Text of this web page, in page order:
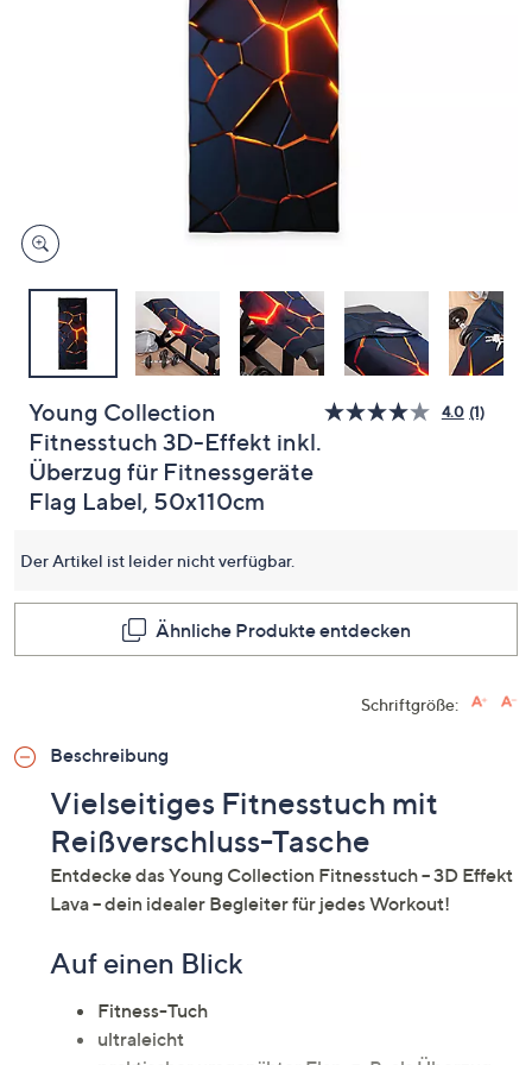
links
bzw.
diese
anzuzeigen.
Young Collection
Fitnesstuch 3D-Effekt inkl.
Überzug für Fitnessgeräte
Flag Label, 50x110cm
4.0 (1)
Der Artikel ist leider nicht verfügbar.
Ähnliche Produkte entdecken
Schriftgröße:
Beschreibung
Vielseitiges Fitnesstuch mit
Reißverschluss-Tasche
Entdecke das Young Collection Fitnesstuch – 3D Effekt
Lava – dein idealer Begleiter für jedes Workout!
Auf einen Blick
Fitness-Tuch
ultraleicht